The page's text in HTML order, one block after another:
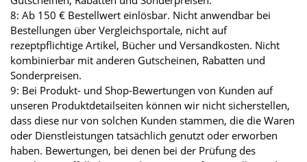
8: Ab 150 € Bestellwert einlösbar. Nicht anwendbar bei
Bestellungen über Vergleichsportale, nicht auf
rezeptpflichtige Artikel, Bücher und Versandkosten. Nicht
kombinierbar mit anderen Gutscheinen, Rabatten und
Sonderpreisen.
9: Bei Produkt- und Shop-Bewertungen von Kunden auf
unseren Produktdetailseiten können wir nicht sicherstellen,
dass diese nur von solchen Kunden stammen, die die Waren
oder Dienstleistungen tatsächlich genutzt oder erworben
haben. Bewertungen, bei denen bei der Prüfung des